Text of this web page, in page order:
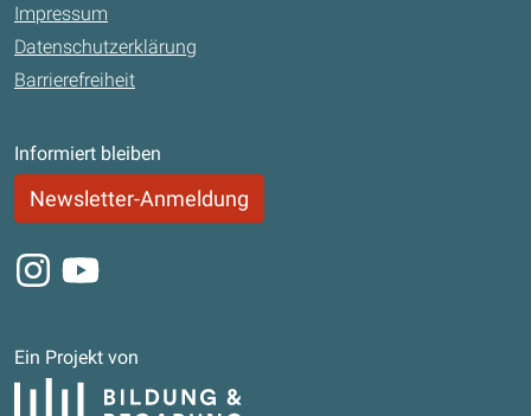
Impressum
Datenschutzerklärung
Barrierefreiheit
Informiert bleiben
Newsletter-Anmeldung
Instagram
Youtube
Ein Projekt von
Bildung und Begabung